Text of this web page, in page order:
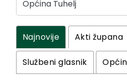
Najnovije Akti župana
Službeni glasnik